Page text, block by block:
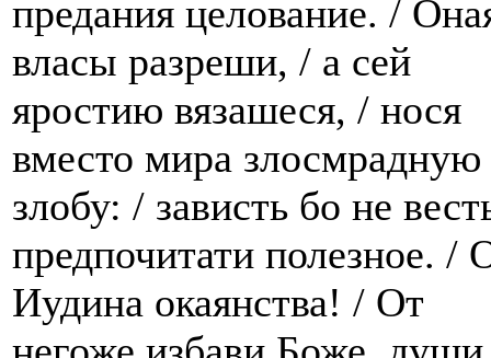
предания целование. /
власы разреши, / а сей
яростию вязашеся, / нося
вместо мира злосмрадную
злобу: / зависть бо не
предпочитати полезное. /
Иудина окаянства! / От